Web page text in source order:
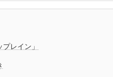
レイン」